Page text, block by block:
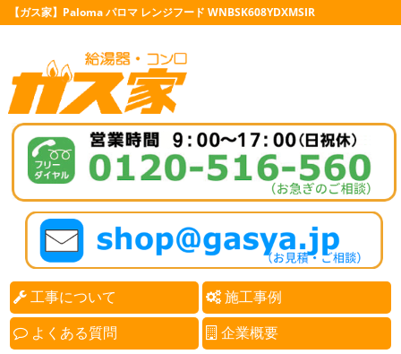
【ガス家】Paloma パロマ レンジフード WNBSK608YDXMSIR
工事について 施工事例
よくある質問 企業概要